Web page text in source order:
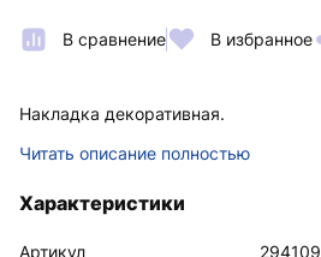
В сравнение В избранное
Накладка декоративная.
Читать описание полностью
Характеристики
Артикул
294109